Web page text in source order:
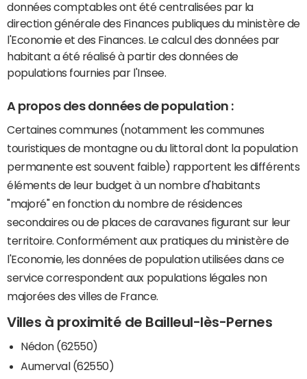
données comptables ont été centralisées par la
direction générale des Finances publiques du ministère de
l'Economie et des Finances. Le calcul des données par
habitant a été réalisé à partir des données de
populations fournies par l'Insee.
A propos des données de population :
Certaines communes (notamment les communes
touristiques de montagne ou du littoral dont la population
permanente est souvent faible) rapportent les différents
éléments de leur budget à un nombre d'habitants
"majoré" en fonction du nombre de résidences
secondaires ou de places de caravanes figurant sur leur
territoire. Conformément aux pratiques du ministère de
l'Economie, les données de population utilisées dans ce
service correspondent aux populations légales non
majorées des villes de France.
Villes à proximité de Bailleul-lès-Pernes
Nédon (62550)
Aumerval (62550)